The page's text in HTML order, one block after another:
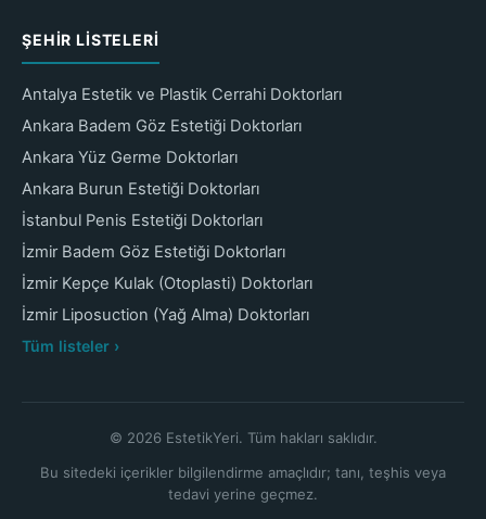
ŞEHIR LISTELERI
Antalya Estetik ve Plastik Cerrahi Doktorları
Ankara Badem Göz Estetiği Doktorları
Ankara Yüz Germe Doktorları
Ankara Burun Estetiği Doktorları
İstanbul Penis Estetiği Doktorları
İzmir Badem Göz Estetiği Doktorları
İzmir Kepçe Kulak (Otoplasti) Doktorları
İzmir Liposuction (Yağ Alma) Doktorları
Tüm listeler ›
© 2026 EstetikYeri. Tüm hakları saklıdır.
Bu sitedeki içerikler bilgilendirme amaçlıdır; tanı, teşhis veya
tedavi yerine geçmez.